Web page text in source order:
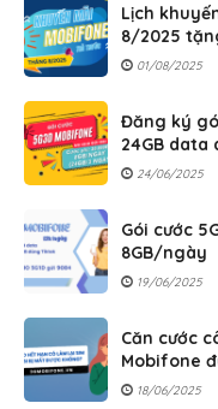
Lịch
8/2025
01/08/2025
Đăng ký
24GB data
24/06/2025
Gói cước
8GB/ngày
19/06/2025
Căn cước
Mobifone
18/06/2025